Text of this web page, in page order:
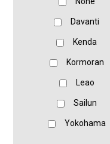
Davanti
Kenda
Kormoran
Leao
Sailun
Yokohama